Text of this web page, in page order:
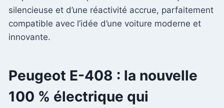
silencieuse et d’une réactivité accrue, parfaitement
compatible avec l’idée d’une voiture moderne et
innovante.
Peugeot E-408 : la nouvelle
100 % électrique qui